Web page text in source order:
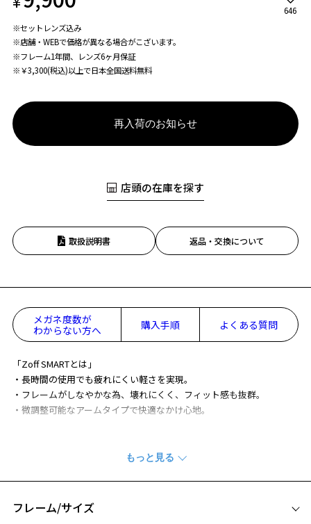
646
※セットレンズ込み
※店舗・WEBで価格が異なる場合がこざいます。
※フレーム1年間、レンズ6ヶ月保証
※￥3,300(税込)以上で日本全国送料無料
再入荷のお知らせ
店頭の在庫を探す
取扱説明書 返品・交換について
メガネ度数が
わからない方へ
購入手順 よくある質問
「Zoff SMARTとは」
・長時間の使用でも疲れにくい軽さを実現。
・フレームがしなやかな為、壊れにくく、フィット感も抜群。
・微調整可能なアームタイプで快適なかけ心地。
量、掛け心地に優れたデザインです。
テンプルに丸みをつけることでさらに柔軟性を高めた仕様になってい
ます。
フレーム/サイズ